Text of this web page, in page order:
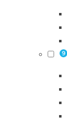
9